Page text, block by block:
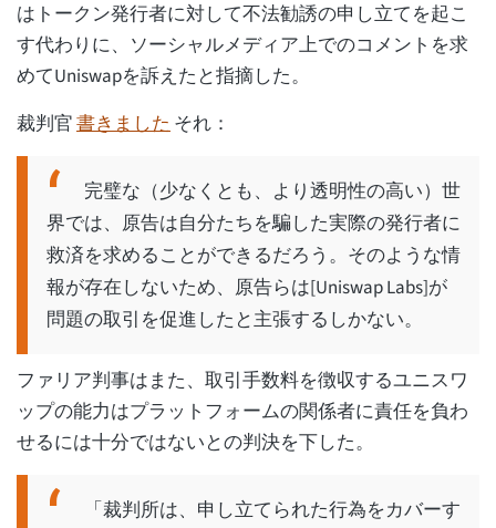
はトークン発行者に対して不法勧誘の申し立てを起こ
す代わりに、ソーシャルメディア上でのコメントを求
めてUniswapを訴えたと指摘した。
裁判官書きましたそれ：
完璧な（少なくとも、より透明性の高い）世
界では、原告は自分たちを騙した実際の発行者に
救済を求めることができるだろう。そのような情
報が存在しないため、原告らは[Uniswap Labs]が
問題の取引を促進したと主張するしかない。
ファリア判事はまた、取引手数料を徴収するユニスワ
ップの能力はプラットフォームの関係者に責任を負わ
せるには十分ではないとの判決を下した。
「裁判所は、申し立てられた行為をカバーす